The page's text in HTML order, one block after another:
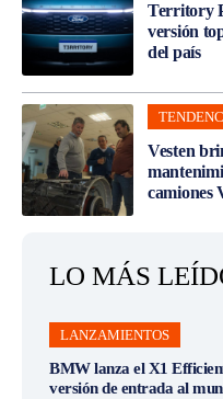
Territory
versión
del país
Vesten
camiones
LO MÁS
LANZAMIENTOS
BMW lanza el X1
versión de entrada al